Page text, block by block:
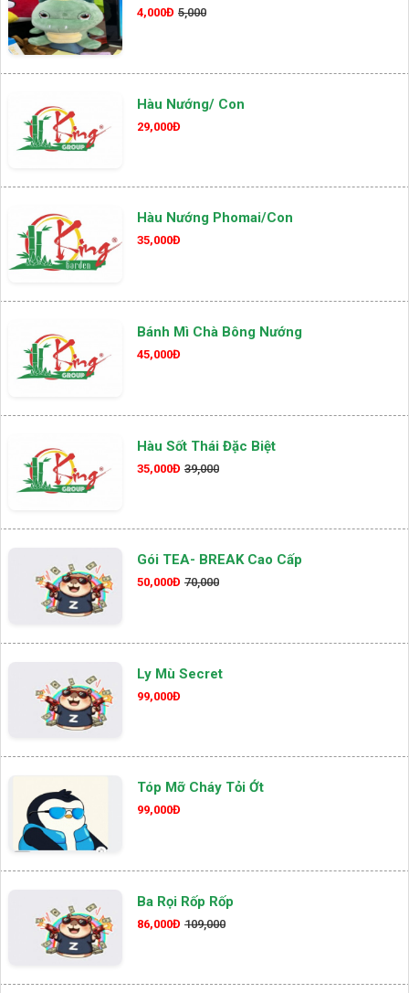
4,000Đ 5,000
Hàu Nướng/ Con
29,000Đ
Hàu Nướng Phomai/con
35,000Đ
Bánh Mì Chà Bông Nướng
45,000Đ
Hàu Sốt Thái Đặc Biệt
35,000Đ 39,000
Gói TEA- BREAK Cao Cấp
50,000Đ 70,000
Ly Mù Secret
99,000Đ
Tóp Mỡ Cháy Tỏi Ớt
99,000Đ
Ba Rọi Rốp Rốp
86,000Đ 109,000